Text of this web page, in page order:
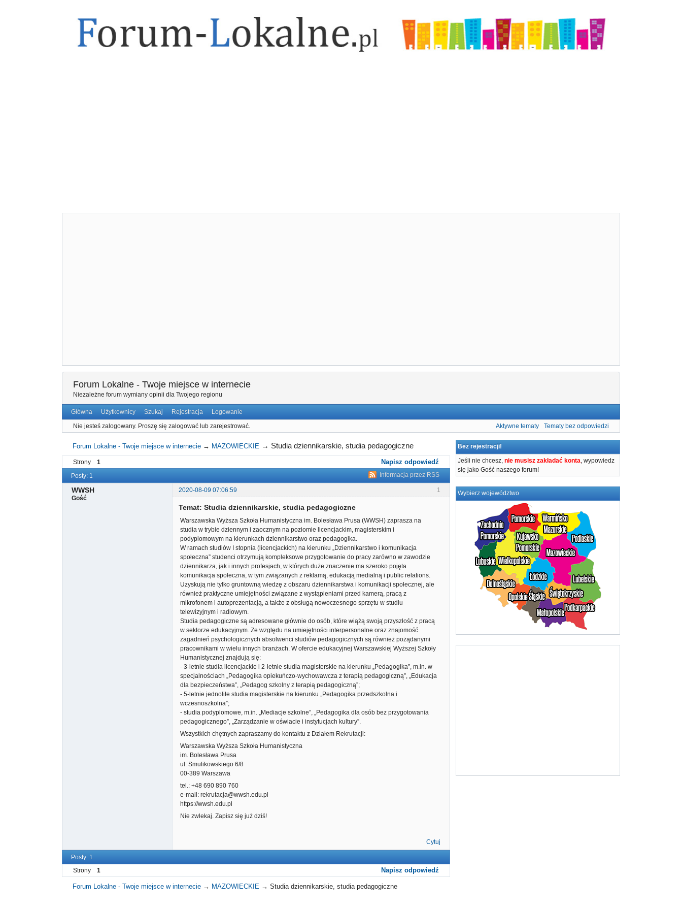
Forum Lokalne - Twoje miejsce w internecie
Niezależne forum wymiany opinii dla Twojego regionu
Główna Użytkownicy Szukaj Rejestracja Logowanie
Nie jesteś zalogowany. Proszę się zalogować lub zarejestrować. Aktywne tematy Tematy bez odpowiedzi
Bez rejestracji!
Jeśli nie chcesz, nie musisz zakładać konta, wypowiedz
się jako Gość naszego forum!
Wybierz województwo
Forum Lokalne - Twoje miejsce w internecie → MAZOWIECKIE → Studia dziennikarskie, studia pedagogiczne
Strony 1 Napisz odpowiedź
Informacja przez RSS
Posty: 1
1
WWSH
2020-08-09 07:06:59
Gość
Temat: Studia dziennikarskie, studia pedagogiczne
Warszawska Wyższa Szkoła Humanistyczna im. Bolesława Prusa (WWSH) zaprasza na
studia w trybie dziennym i zaocznym na poziomie licencjackim, magisterskim i
podyplomowym na kierunkach dziennikarstwo oraz pedagogika.
W ramach studiów I stopnia (licencjackich) na kierunku „Dziennikarstwo i komunikacja
społeczna” studenci otrzymują kompleksowe przygotowanie do pracy zarówno w zawodzie
dziennikarza, jak i innych profesjach, w których duże znaczenie ma szeroko pojęta
komunikacja społeczna, w tym związanych z reklamą, edukacją medialną i public relations.
Uzyskują nie tylko gruntowną wiedzę z obszaru dziennikarstwa i komunikacji społecznej, ale
również praktyczne umiejętności związane z wystąpieniami przed kamerą, pracą z
mikrofonem i autoprezentacją, a także z obsługą nowoczesnego sprzętu w studiu
telewizyjnym i radiowym.
Studia pedagogiczne są adresowane głównie do osób, które wiążą swoją przyszłość z pracą
w sektorze edukacyjnym. Ze względu na umiejętności interpersonalne oraz znajomość
zagadnień psychologicznych absolwenci studiów pedagogicznych są również pożądanymi
pracownikami w wielu innych branżach. W ofercie edukacyjnej Warszawskiej Wyższej Szkoły
Humanistycznej znajdują się:
- 3-letnie studia licencjackie i 2-letnie studia magisterskie na kierunku „Pedagogika”, m.in. w
specjalnościach „Pedagogika opiekuńczo-wychowawcza z terapią pedagogiczną”, „Edukacja
dla bezpieczeństwa”, „Pedagog szkolny z terapią pedagogiczną”;
- 5-letnie jednolite studia magisterskie na kierunku „Pedagogika przedszkolna i
wczesnoszkolna”;
- studia podyplomowe, m.in. „Mediacje szkolne”, „Pedagogika dla osób bez przygotowania
pedagogicznego”, „Zarządzanie w oświacie i instytucjach kultury”.
Wszystkich chętnych zapraszamy do kontaktu z Działem Rekrutacji:
Warszawska Wyższa Szkoła Humanistyczna
im. Bolesława Prusa
ul. Smulikowskiego 6/8
00-389 Warszawa
tel.: +48 690 890 760
e-mail: rekrutacja@wwsh.edu.pl
https://wwsh.edu.pl
Nie zwlekaj. Zapisz się już dziś!
Cytuj
Posty: 1
Strony
1 Napisz odpowiedź
Forum Lokalne - Twoje miejsce w internecie → MAZOWIECKIE →Studia dziennikarskie, studia pedagogiczne